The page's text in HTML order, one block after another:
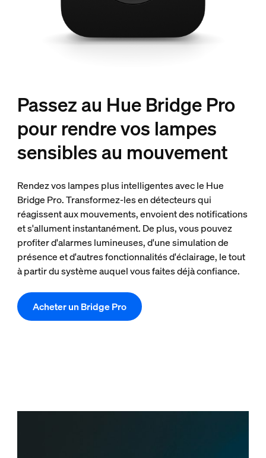
Passez au Hue Bridge Pro
pour rendre vos lampes
sensibles au mouvement
Rendez vos lampes plus intelligentes avec le Hue
Bridge Pro. Transformez-les en détecteurs qui
réagissent aux mouvements, envoient des notifications
et s'allument instantanément. De plus, vous pouvez
profiter d'alarmes lumineuses, d'une simulation de
présence et d'autres fonctionnalités d'éclairage, le tout
à partir du système auquel vous faites déjà confiance.
Acheter un Bridge Pro